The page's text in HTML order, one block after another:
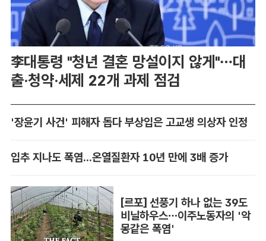
李대통령 "청년 결혼 망설이지 않게"…대
출·청약·세제 22개 과제 점검
'장윤기 사건' 피해자 돕다 부상입은 고교생 의상자 인정
입추 지나도 폭염...온열질환자 10년 만에 3배 증가
[르포] 선풍기 하나 없는 39도
비닐하우스…이주노동자의 '악
몽같은 폭염'